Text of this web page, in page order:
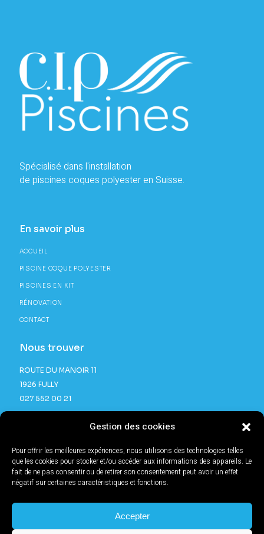
Gestion des cookies
Pour offrir les meilleures expériences, nous utilisons des technologies telles
que les cookies pour stocker et/ou accéder aux informations des appareils. Le
fait de ne pas consentir ou de retirer son consentement peut avoir un effet
négatif sur certaines caractéristiques et fonctions.
Accepter
Spécialisé dans l'installation
de piscines coques polyester en Suisse.
En savoir plus
ACCUEIL
PISCINE COQUE POLYESTER
PISCINES EN KIT
RÉNOVATION
CONTACT
Nous trouver
ROUTE DU MANOIR 11
1926 FULLY
027 552 00 21
MENTIONS LÉGALES & POLITIQUE DE CONFIDENTIALITÉ.